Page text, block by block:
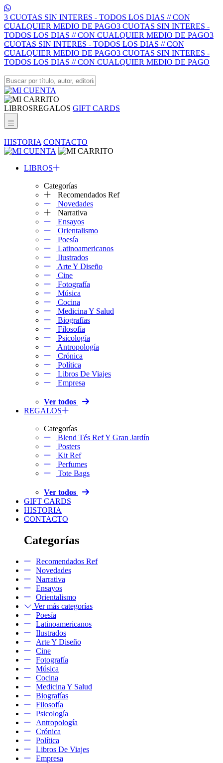
3 CUOTAS SIN INTERES - TODOS LOS DIAS // CON
CUALQUIER MEDIO DE PAGO3 CUOTAS SIN INTERES -
TODOS LOS DIAS // CON CUALQUIER MEDIO DE PAGO3
CUOTAS SIN INTERES - TODOS LOS DIAS // CON
CUALQUIER MEDIO DE PAGO3 CUOTAS SIN INTERES -
TODOS LOS DIAS // CON CUALQUIER MEDIO DE PAGO
LIBROSREGALOS GIFT CARDS
HISTORIA CONTACTO
LIBROS
Categorías
Recomendados Ref
Novedades
Narrativa
Ensayos
Orientalismo
Poesía
Latinoamericanos
Ilustrados
Arte Y Diseño
Cine
Fotografía
Música
Cocina
Medicina Y Salud
Biografías
Filosofía
Psicología
Antropología
Crónica
Política
Libros De Viajes
Empresa
Ver todos
REGALOS
Categorías
Blend Tés Ref Y Gran Jardín
Posters
Kit Ref
Perfumes
Tote Bags
Ver todos
GIFT CARDS
HISTORIA
CONTACTO
Categorías
Recomendados Ref
Novedades
Narrativa
Ensayos
Orientalismo
Ver más categorías
Poesía
Latinoamericanos
Ilustrados
Arte Y Diseño
Cine
Fotografía
Música
Cocina
Medicina Y Salud
Biografías
Filosofía
Psicología
Antropología
Crónica
Política
Libros De Viajes
Empresa